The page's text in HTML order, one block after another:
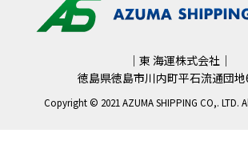
｜東 海運株式会社｜
徳島県徳島市川内町平石流通団
Copyright © 2021 AZUMA SHIPPING CO,. LTD.